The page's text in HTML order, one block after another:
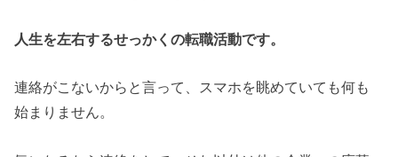
人生を左右するせっかくの転職活動です。
連絡がこないからと言って、スマホを眺めていても何も
始まりません。